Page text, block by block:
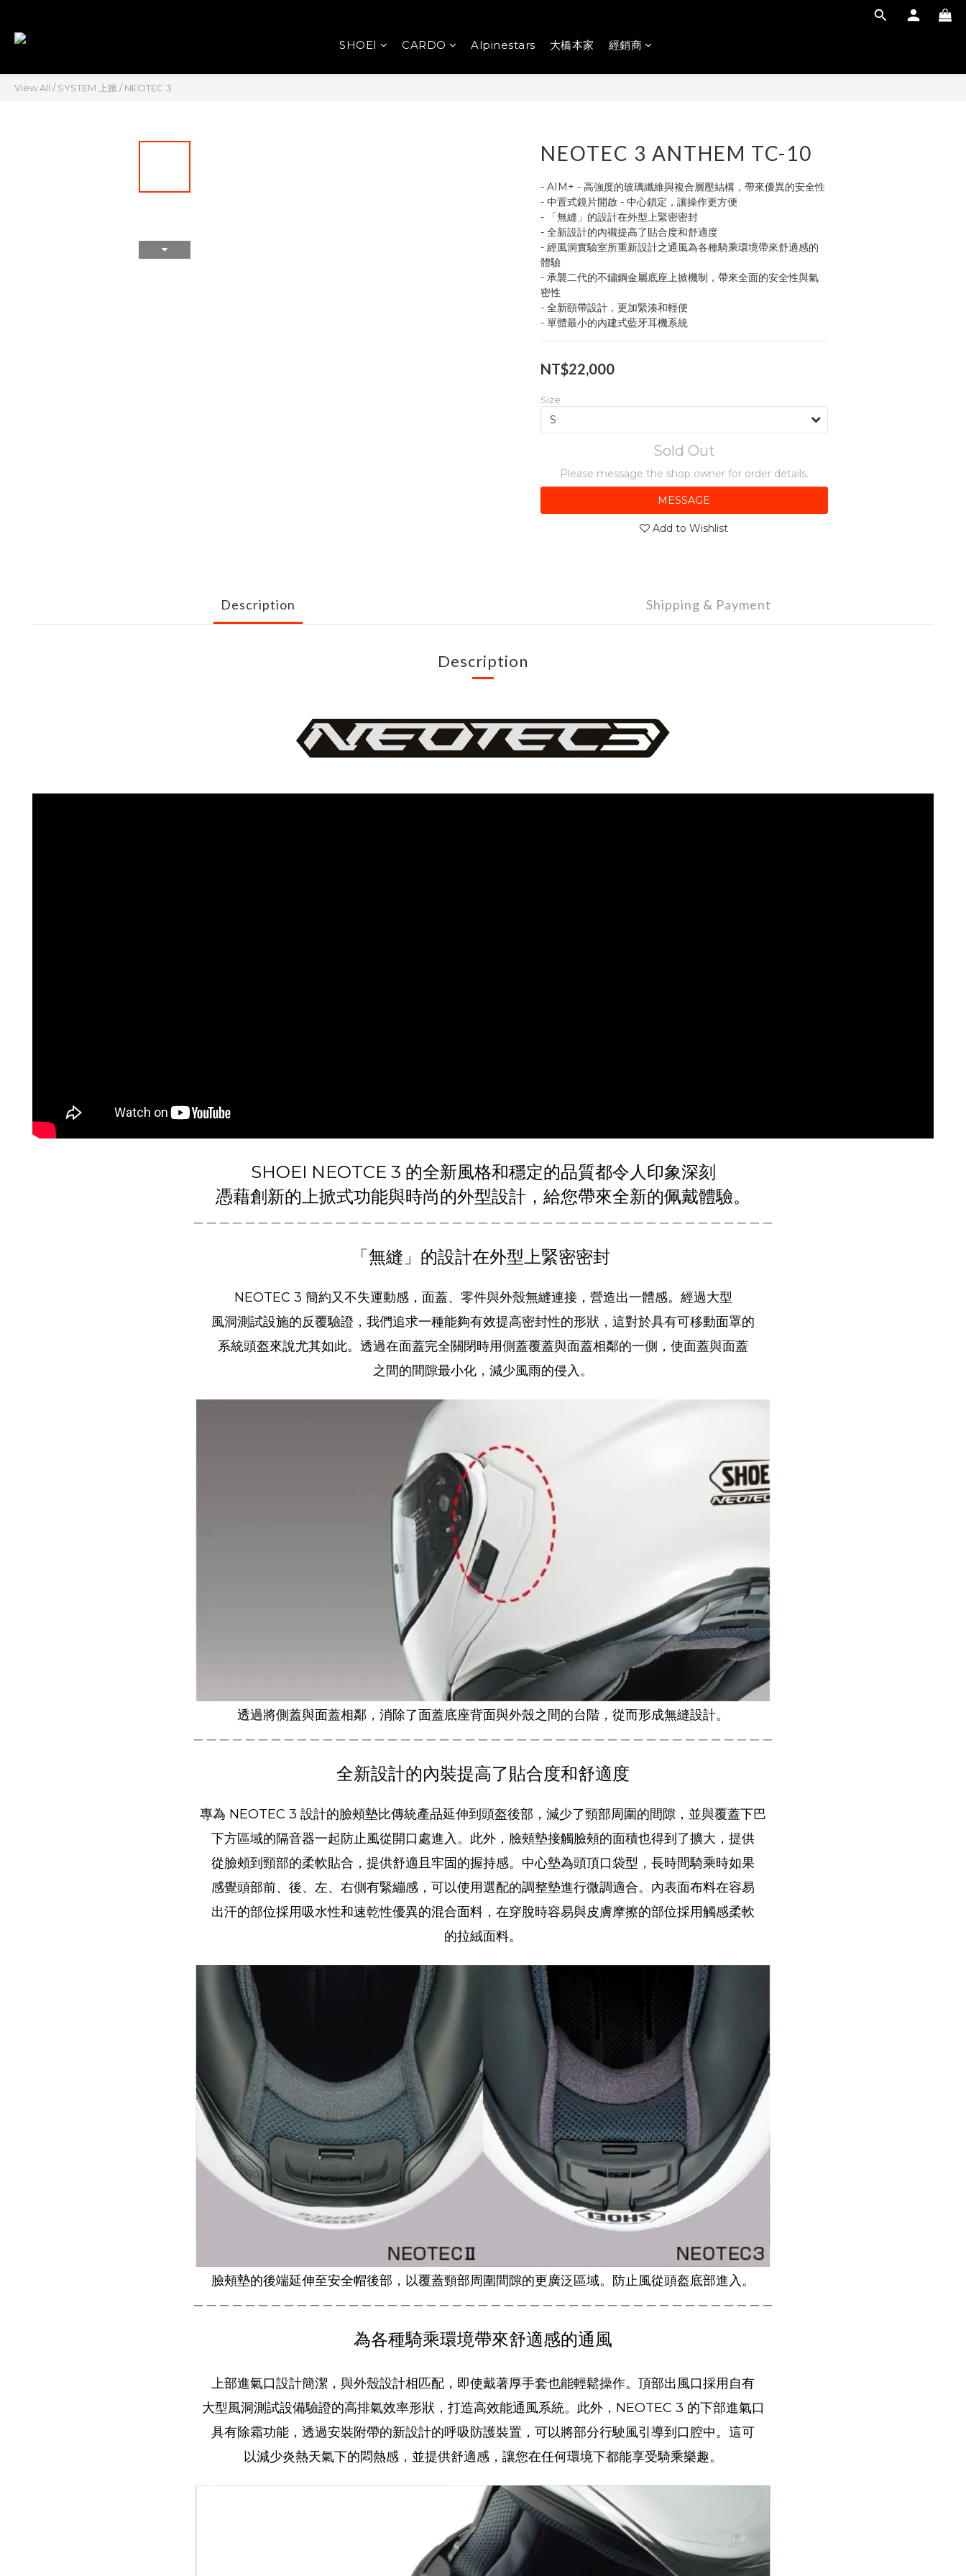
SHOEI CARDO Alpinestars 大橋本家 經銷商
View All /SYSTEM 上掀 /NEOTEC 3
NEOTEC 3 ANTHEM TC-10
- AIM+ - 高強度的玻璃纖維與複合層壓結構，帶來優異的安全性
- 中置式鏡片開啟 - 中心鎖定，讓操作更方便
- 「無縫」的設計在外型上緊密密封
- 全新設計的內襯提高了貼合度和舒適度
- 經風洞實驗室所重新設計之通風為各種騎乘環境帶來舒適感的
體驗
- 承襲二代的不鏽鋼金屬底座上掀機制，帶來全面的安全性與氣
密性
- 全新頤帶設計，更加緊湊和輕便
- 單體最小的內建式藍牙耳機系統
NT$22,000
Size
Sold Out
Please message the shop owner for order details.
MESSAGE
Add to Wishlist
Description Shipping & Payment
Description
SHOEI NEOTCE 3 的全新風格和穩定的品質都令人印象深刻
憑藉創新的上掀式功能與時尚的外型設計，給您帶來全新的佩戴體驗。
「無縫」的設計在外型上緊密密封
NEOTEC 3 簡約又不失運動感，面蓋、零件與外殼無縫連接，營造出一體感。經過大型
風洞測試設施的反覆驗證，我們追求一種能夠有效提高密封性的形狀，這對於具有可移動面罩的
系統頭盔來說尤其如此。透過在面蓋完全關閉時用側蓋覆蓋與面蓋相鄰的一側，使面蓋與面蓋
之間的間隙最小化，減少風雨的侵入。
透過將側蓋與面蓋相鄰，消除了面蓋底座背面與外殼之間的台階，從而形成無縫設計。
全新設計的內裝提高了貼合度和舒適度
專為 NEOTEC 3 設計的臉頰墊比傳統產品延伸到頭盔後部，減少了頸部周圍的間隙，並與覆蓋下巴
下方區域的隔音器一起防止風從開口處進入。此外，臉頰墊接觸臉頰的面積也得到了擴大，提供
從臉頰到頸部的柔軟貼合，提供舒適且牢固的握持感。中心墊為頭頂口袋型，長時間騎乘時如果
感覺頭部前、後、左、右側有緊繃感，可以使用選配的調整墊進行微調適合。內表面布料在容易
出汗的部位採用吸水性和速乾性優異的混合面料，在穿脫時容易與皮膚摩擦的部位採用觸感柔軟
的拉絨面料。
臉頰墊的後端延伸至安全帽後部，以覆蓋頸部周圍間隙的更廣泛區域。防止風從頭盔底部進入。
為各種騎乘環境帶來舒適感的通風
上部進氣口設計簡潔，與外殼設計相匹配，即使戴著厚手套也能輕鬆操作。 頂部出風口採用自有
大型風洞測試設備驗證的高排氣效率形狀，打造高效能通風系統。 此外，NEOTEC 3 的下部進氣口
具有除霜功能，透過安裝附帶的新設計的呼吸防護裝置，可以將部分行駛風引導到口腔中。 這可
以減少炎熱天氣下的悶熱感，並提供舒適感，讓您在任何環境下都能享受騎乘樂趣。